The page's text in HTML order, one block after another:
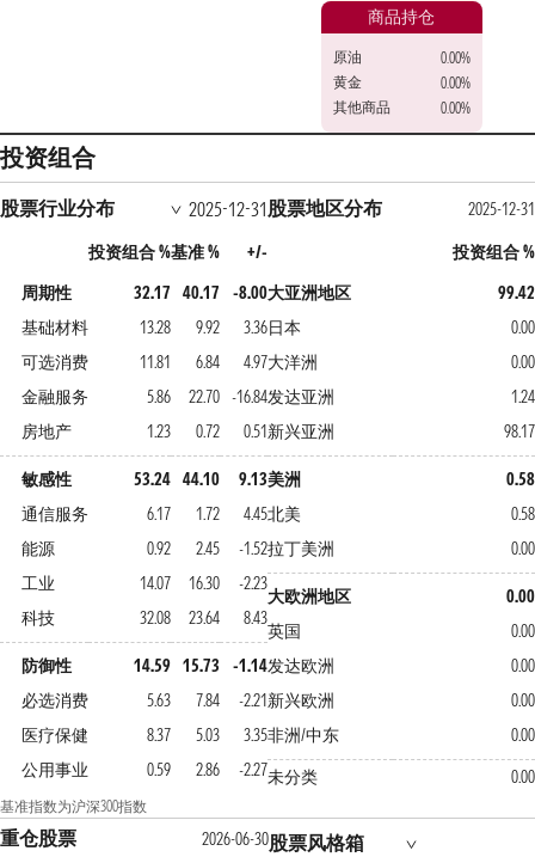
商品持仓
原油
0.00%
黄金
0.00%
其他商品
0.00%
投资组合
股票行业分布 2025-12-31
投资组合 %基准 %
+/-
周期性
32.17 40.17
-8.00
基础材料
13.28 9.92
3.36
可选消费
11.81 6.84
4.97
金融服务
5.86 22.70 -16.84
房地产
1.23 0.72 0.51
敏感性 53.24 44.10
9.13
通信服务
6.17 1.72
4.45
能源
0.92 2.45
-1.52
工业
14.07 16.30
-2.23
科技
32.08 23.64 8.43
防御性 14.59 15.73
-1.14
必选消费
5.63 7.84
-2.21
医疗保健
8.37 5.03
3.35
公用事业
0.59 2.86 -2.27
基准指数为沪深300指数
股票地区分布
2025-12-31
投资组合 %
大亚洲地区
99.42
日本
0.00
大洋洲
0.00
发达亚洲
1.24
新兴亚洲
98.17
美洲
0.58
北美
0.58
拉丁美洲
0.00
大欧洲地区
0.00
英国
0.00
发达欧洲
0.00
新兴欧洲
0.00
非洲/中东
0.00
未分类
0.00
重仓股票 2026-06-30股票风格箱